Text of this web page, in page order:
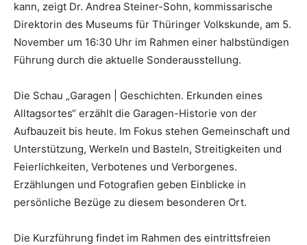
kann, zeigt Dr. Andrea Steiner-Sohn, kommissarische
Direktorin des Museums für Thüringer Volkskunde, am 5.
November um 16:30 Uhr im Rahmen einer halbstündigen
Führung durch die aktuelle Sonderausstellung.
Die Schau „Garagen | Geschichten. Erkunden eines
Alltagsortes“ erzählt die Garagen-Historie von der
Aufbauzeit bis heute. Im Fokus stehen Gemeinschaft und
Unterstützung, Werkeln und Basteln, Streitigkeiten und
Feierlichkeiten, Verbotenes und Verborgenes.
Erzählungen und Fotografien geben Einblicke in
persönliche Bezüge zu diesem besonderen Ort.
Die Kurzführung findet im Rahmen des eintrittsfreien